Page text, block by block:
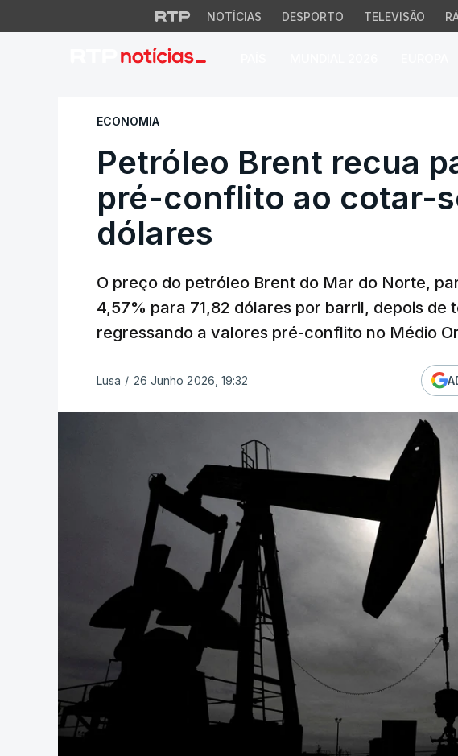
NOTÍCIAS DESPORTO TELEVISÃO
Petróleo Brent recua
ECONOMIA
Petróleo Brent recua
pré-conflito ao cotar-
dólares
O preço do petróleo Brent do Mar do Norte,
4,57% para 71,82 dólares por barril, depois de
regressando a valores pré-conflito no Médio
Lusa / 26 Junho 2026, 19:32